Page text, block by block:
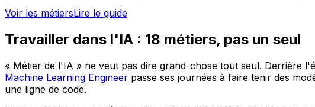
Voir les métiersLire le guide
Travailler dans l'IA : 18 métiers, pas un seul
« Métier de l'IA » ne veut pas dire grand-chose tout seul. Derrière
Machine Learning Engineer passe ses journées à faire tenir des
une ligne de code.